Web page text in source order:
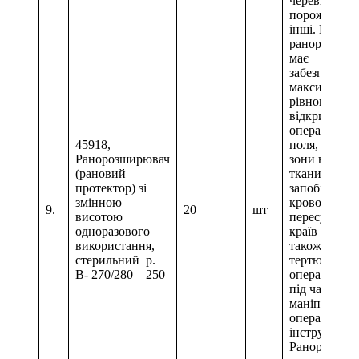
9.
45918,
Ранорозширювач
(рановий
протектор) зі
змінною
висотою
одноразового
використання,
стерильний р.
B- 270/280 – 250
20 шт
порожнини
інші.
має
рівномірне
відкриття
поля,
зони
тканин, має
запобігати
кровотечі та
країв рани, а
також
тертю країв
під час
маніпуляції